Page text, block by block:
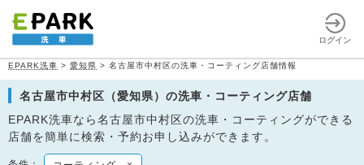
ログイン
EPARK洗車 > 愛知県 > 名古屋市中村区の洗車・コーティング店舗情報
名古屋市中村区（愛知県）の洗車・コーティング店舗
EPARK洗車なら名古屋市中村区の洗車・コーティングができる
店舗を簡単に検索・予約お申し込みができます。